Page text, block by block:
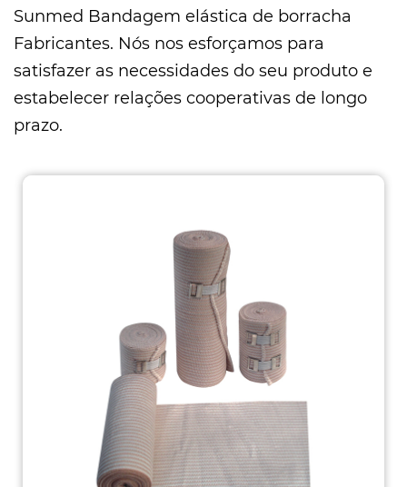
Sunmed Bandagem elástica de borracha
Fabricantes. Nós nos esforçamos para
satisfazer as necessidades do seu produto e
estabelecer relações cooperativas de longo
prazo.